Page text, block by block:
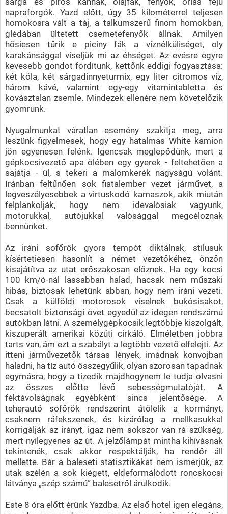
napraforgók. Yazd előtt, úgy 35 kilométerrel teljesen
homokosra vált a táj, a talkumszerű finom homokban,
glédában ültetett csemetefenyők állnak. Amilyen
hősiesen tűrik e piciny fák a víznélküliséget, oly
karakánsággal viseljük mi az éhséget. Az evésre egyre
kevesebb gondot fordítunk, kettőnk eddigi fogyasztása:
két kóla, két sárgadinnyeturmix, egy liter citromos víz,
három kávé, valamint egy-egy vitamintabletta és
kovásztalan zsemle. Mindezek ellenére nem követelőzik
gyomrunk.
Nyugalmunkat váratlan esemény szakítja meg, arra
leszünk figyelmesek, hogy egy hatalmas White kamion
jön egyenesen felénk. Igencsak meglepődünk, mert a
gépkocsivezető apa ölében egy gyerek - feltehetően a
sajátja - ül, s tekeri a malomkerék nagyságú volánt.
Iránban feltűnően sok fiatalember vezet járművet, a
legveszélyesebbek a virtuskodó kamaszok, akik miután
felplankolják, hogy nem idevalósiak vagyunk,
motorukkal, autójukkal valósággal megcéloznak
bennünket.
Az iráni sofőrök gyors tempót diktálnak, stílusuk
kísértetiesen hasonlít a német vezetőkéhez, önzőn
kisajátítva az utat erőszakosan előznek. Ha egy kocsi
100 km/ó-nál lassabban halad, hacsak nem műszaki
hibás, biztosak lehetünk abban, hogy nem iráni vezeti.
Csak a külföldi motorosok viselnek bukósisakot,
becsatolt biztonsági övet egyedül az idegen rendszámú
autókban látni. A személygépkocsik legtöbbje kiszolgált,
kiszuperált amerikai közúti cirkáló. Elméletben jobbra
tarts van, ám ezt a szabályt a legtöbb vezető elfelejti. Az
itteni járművezetők társas lények, imádnak konvojban
haladni, ha tíz autó összegyűlik, olyan szorosan tapadnak
egymásra, hogy a tizedik majdhogynem le tudja olvasni
az összes előtte lévő sebességmutatóját. A
féktávolságnak egyébként sincs jelentősége. A
teherautó sofőrök rendszerint átölelik a kormányt,
csaknem ráfekszenek, és kizárólag a mellkasukkal
korrigálják az irányt, igaz nem sokszor van rá szükség,
mert nyílegyenes az út. A jelzőlámpát mintha kihívásnak
tekintenék, csak akkor respektálják, ha rendőr áll
mellette. Bár a baleseti statisztikákat nem ismerjük, az
utak szélén a sok kiégett, eldeformálódott roncskocsi
látványa „szép számú” balesetről árulkodik.
Este 8 óra előtt érünk Yazdba. Az első hotel igen elegáns,